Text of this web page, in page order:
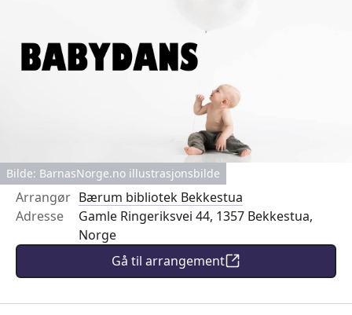
Bilde: BarnasNorge.no illustrasjonsbilde
Arrangør Bærum bibliotek Bekkestua
Adresse
Gamle Ringeriksvei 44, 1357 Bekkestua,
Norge
Gå til arrangement